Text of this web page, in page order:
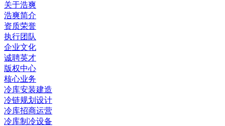
关于浩爽
浩爽简介
资质荣誉
执行团队
企业文化
诚聘英才
版权中心
核心业务
冷库安装建造
冷链规划设计
冷库招商运营
冷库制冷设备